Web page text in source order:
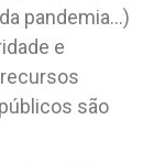
pandemia…)
e
são